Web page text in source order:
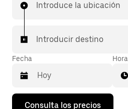
Introduce la ubicación
Introducir destino
Fecha
Pulsa
Hora
Consulta los precios